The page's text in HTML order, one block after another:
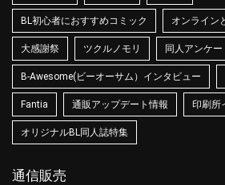
BL初心者におすすめコミック オンライン
大感謝祭 ツクルノモリ 同人アンケー
B-Awesome(ビーオーサム）インタビュー
Fantia 通販アップデート情報 印刷所
オリジナルBL同人誌特集
通信販売